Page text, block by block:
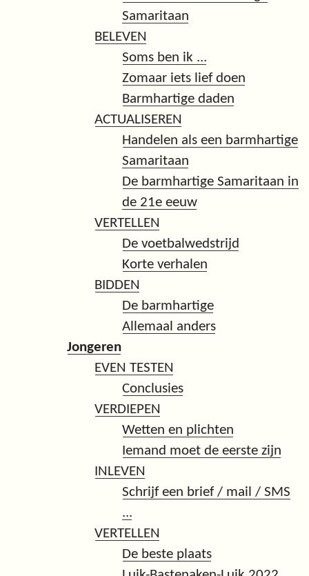
Samaritaan
BELEVEN
Soms ben ik ...
Zomaar iets lief doen
Barmhartige daden
ACTUALISEREN
Handelen als een barmhartige
Samaritaan
De barmhartige Samaritaan in
de 21e eeuw
VERTELLEN
De voetbalwedstrijd
Korte verhalen
BIDDEN
De barmhartige
Allemaal anders
Jongeren
EVEN TESTEN
Conclusies
VERDIEPEN
Wetten en plichten
Iemand moet de eerste zijn
INLEVEN
Schrijf een brief / mail / SMS
...
VERTELLEN
De beste plaats